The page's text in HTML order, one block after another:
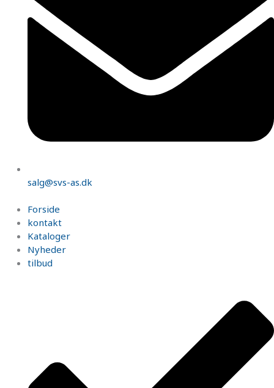
salg@svs-as.dk
Forside
kontakt
Kataloger
Nyheder
tilbud